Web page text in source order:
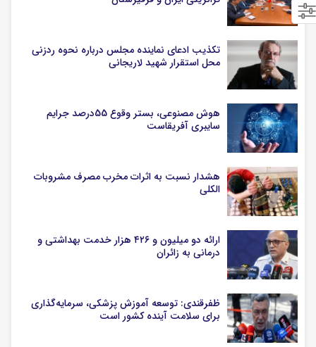
تکذیب ادعای نماینده مجلس درباره نحوه ردزنی
محل استقرار شهید لاریجانی
هوش مصنوعی، بستر وقوع 55درصد جرایم
سایبری آفریقاست
هشدار نسبت به اثرات مخرب مصرف مشروبات
الکلی
ارائه دو میلیون و ۴۲۶ هزار خدمت بهداشتی و
درمانی به زائران
ظفرقندی: توسعه آموزش پزشکی، سرمایه‌گذاری
برای سلامت آینده کشور است